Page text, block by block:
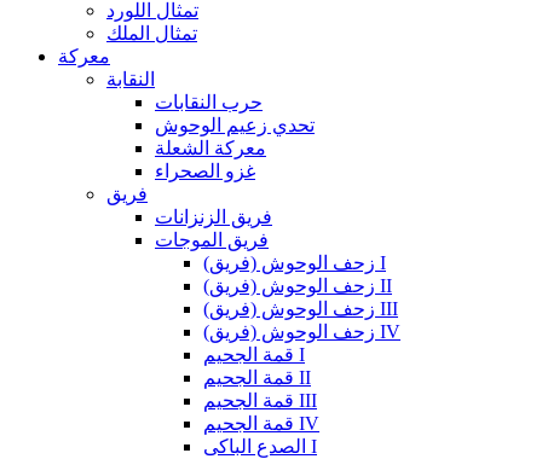
تمثال اللورد
تمثال الملك
معركة
النقابة
حرب النقابات
تحدي زعيم الوحوش
معركة الشعلة
غزو الصحراء
فريق
فريق الزنزانات
فريق الموجات
زحف الوحوش (فريق) I
زحف الوحوش (فريق) II
زحف الوحوش (فريق) III
زحف الوحوش (فريق) IV
قمة الجحيم I
قمة الجحيم II
قمة الجحيم III
قمة الجحيم IV
الصدع الباكى I